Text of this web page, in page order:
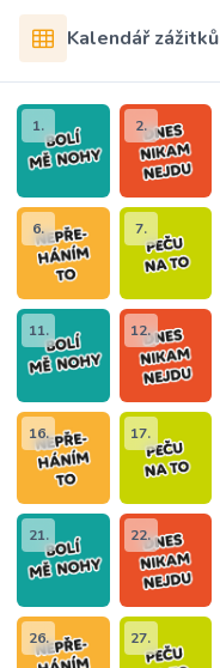
Kalendář zážitků
1. 2.
6. 7.
11. 12.
16. 17.
21. 22.
26. 27.